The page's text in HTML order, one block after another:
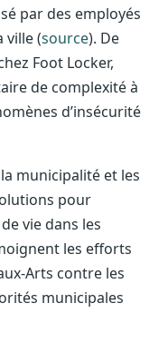
par des employés
ville (source). De
Foot Locker,
de complexité à
d’insécurité
municipalité et les
pour
vie dans les
les efforts
Arts contre les
municipales